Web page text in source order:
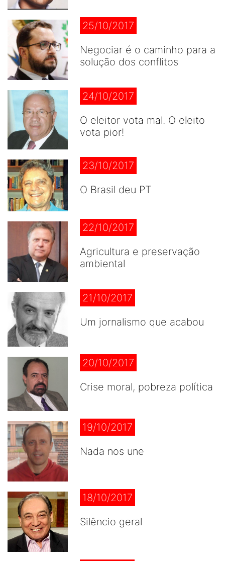
25/10/2017
Negociar é o caminho para a
solução dos conflitos
24/10/2017
O eleitor vota mal. O eleito
vota pior!
23/10/2017
O Brasil deu PT
22/10/2017
Agricultura e preservação
ambiental
21/10/2017
Um jornalismo que acabou
20/10/2017
Crise moral, pobreza política
19/10/2017
Nada nos une
18/10/2017
Silêncio geral